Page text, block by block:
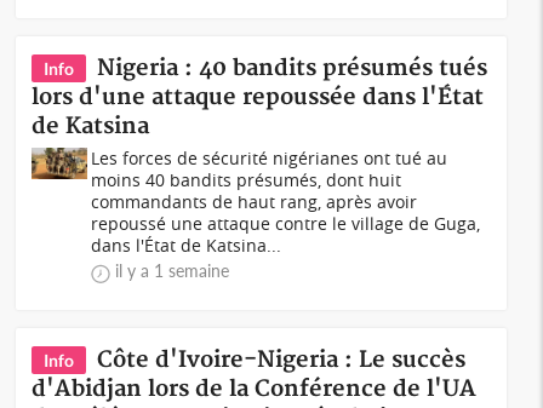
Info
Nigeria : 40 bandits présumés tués
lors d'une attaque repoussée dans l'État
de Katsina
Les forces de sécurité nigérianes ont tué au
moins 40 bandits présumés, dont huit
commandants de haut rang, après avoir
repoussé une attaque contre le village de Guga,
dans l'État de Katsina...
il y a 1 semaine
Info
Côte d'Ivoire-Nigeria : Le succès
d'Abidjan lors de la Conférence de l'UA